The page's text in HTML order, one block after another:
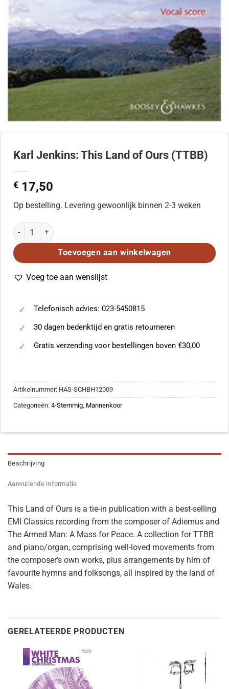
Karl Jenkins: This Land of Ours (TTBB)
€ 17,50
Op bestelling. Levering gewoonlijk binnen 2-3 weken
Karl Jenkins: This Land of Ours (TTBB) aantal
Toevoegen aan winkelwagen
Voeg toe aan wenslijst
Telefonisch advies: 023-5450815
30 dagen bedenktijd en gratis retourneren
Gratis verzending voor bestellingen boven €30,00
Artikelnummer: HAS-SCHBH12009
Categorieën: 4-Stemmig Mannenkoor
Beschrijving
Aanvullende informatie
This Land of Ours is a tie-in publication with a best-selling
EMI Classics recording from the composer of Adiemus and
The Armed Man: A Mass for Peace. A collection for TTBB
and piano/organ, comprising well-loved movements from
the composer’s own works, plus arrangements by him of
favourite hymns and folksongs, all inspired by the land of
Wales.
GERELATEERDE PRODUCTEN